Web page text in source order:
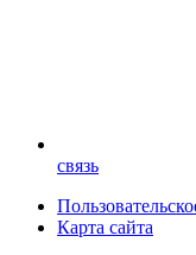
связь
Карта сайта